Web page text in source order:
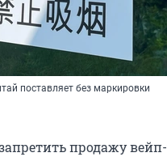
поставляет без маркировки
продажу